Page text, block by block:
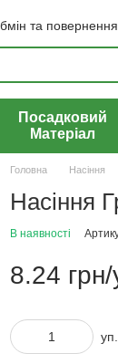
та повернення
Політика
Посадковий
Матеріал
Головна Насіння
Насіння
В наявності
8.24 грн/
уп.